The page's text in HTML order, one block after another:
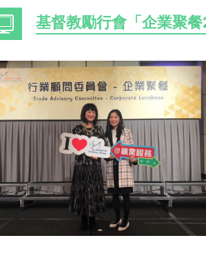
基督教勵行會「企業聚餐